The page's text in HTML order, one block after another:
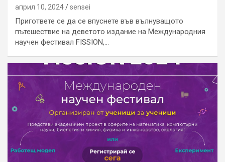
април 10, 2024 sensei
Пригответе се да се впуснете във вълнуващото
пътешествие на деветото издание на Международния
научен фестивал FISSION,…